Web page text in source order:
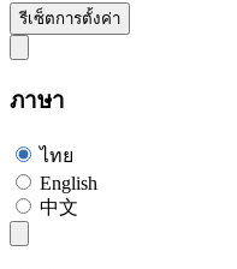
รีเซ็ตการตั้งค่า
ภาษา
ไทย
English
中文